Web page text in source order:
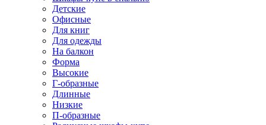
Детские
Офисные
Для книг
Для одежды
На балкон
Форма
Высокие
Г-образные
Длинные
Низкие
П-образные